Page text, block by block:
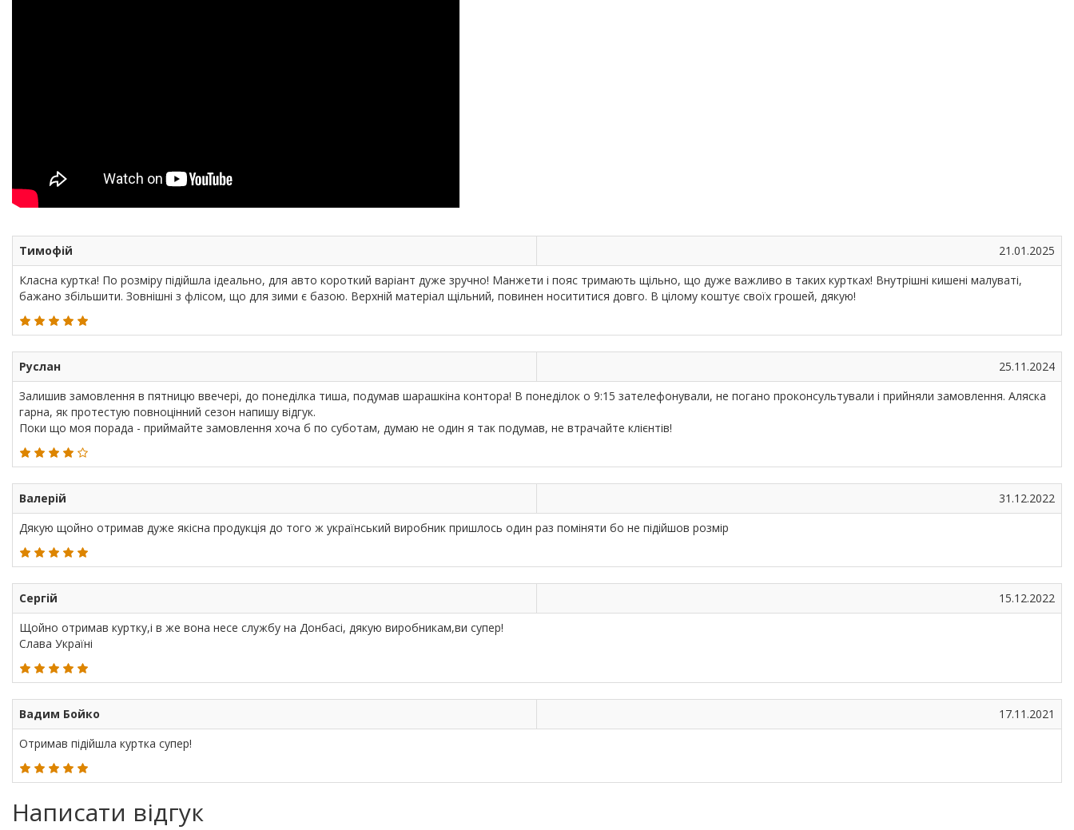
Тимофій
21.01.2025
Класна куртка! По розміру підійшла ідеально, для авто короткий варіант дуже зручно! Манжети і пояс тримають щільно, що дуже важливо в таких куртках! Внутрішні кишені малуваті,
бажано збільшити. Зовнішні з флісом, що для зими є базою. Верхній матеріал щільний, повинен носититися довго. В цілому коштує своїх грошей, дякую!
Руслан
25.11.2024
Залишив замовлення в пятницю ввечері, до понеділка тиша, подумав шарашкіна контора! В понеділок о 9:15 зателефонували, не погано проконсультували і прийняли замовлення. Аляска
гарна, як протестую повноцінний сезон напишу відгук.
Поки що моя порада - приймайте замовлення хоча б по суботам, думаю не один я так подумав, не втрачайте клієнтів!
Валерій
31.12.2022
Дякую щойно отримав дуже якісна продукція до того ж український виробник пришлось один раз поміняти бо не підійшов розмір
Сергій
15.12.2022
Щойно отримав куртку,і в же вона несе службу на Донбасі, дякую виробникам,ви супер!
Слава Україні
Вадим Бойко
17.11.2021
Отримав підійшла куртка супер!
Написати відгук